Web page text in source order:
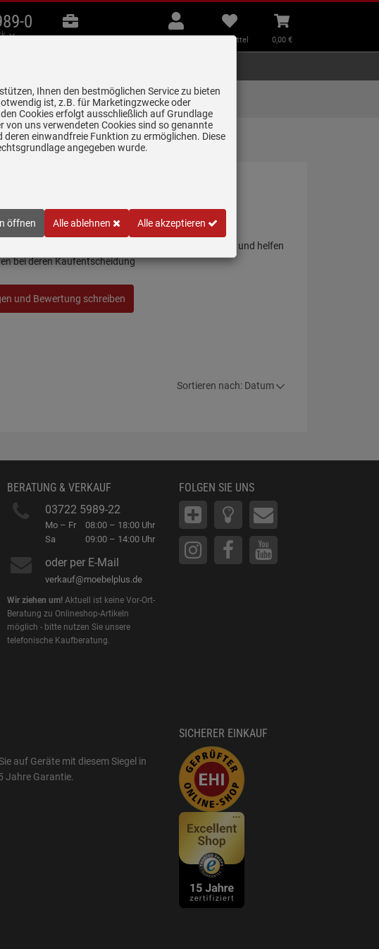
0 B2B
Beratung
Mein
Konto
Merkzettel
aufklappen
Merkzettel
Warenkorb
aufklappen
0,00 €
Lieferung zum
Wunschtermin
R10 40.40 M-TG Weiß Granitspüle
Sie jetzt Ihre persönliche Erfahrung mit diesem Artikel und helfen
bei deren Kaufentscheidung
und Bewertung schreiben
Sortieren nach: Datum
BERATUNG & VERKAUF
03722 5989-22
Mo – Fr
Sa
08:00 – 18:00 Uhr
09:00 – 14:00 Uhr
oder per E-Mail
verkauf@moebelplus.de
Wir ziehen um! Aktuell ist keine Vor-Ort-
Beratung zu Onlineshop-Artikeln
möglich - bitte nutzen Sie unsere
telefonische Kaufberatung.
FOLGEN SIE UNS
auf Geräte mit diesem Siegel in
Jahre Garantie.
SICHERER EINKAUF
Ihnen den bestmöglichen Service zu bieten
ist, z.B. für Marketingzwecke oder
Cookies erfolgt ausschließlich auf Grundlage
von uns verwendeten Cookies sind so genannte
einwandfreie Funktion zu ermöglichen. Diese
angegeben wurde.
öffnen Alle ablehnen Alle akzeptieren